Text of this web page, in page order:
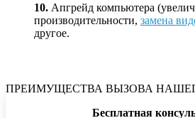
10. Апгрейд компьютера
производительности, замена
другое.
ПРЕИМУЩЕСТВА ВЫЗОВА
Бесплатная